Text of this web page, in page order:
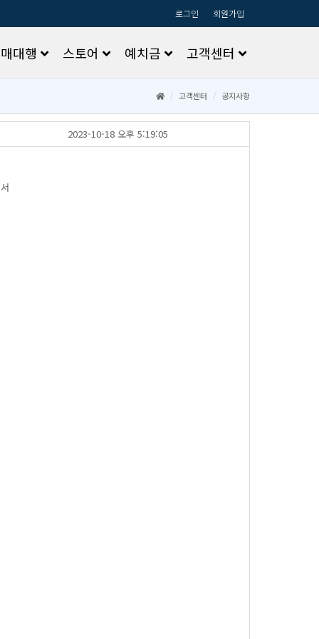
로그인 회원가입
대행 스토어 예치금 고객센터
고객센터 공지사항
2023-10-18오후5:19:05